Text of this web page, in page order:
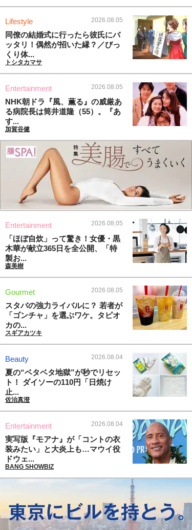
Lifestyle 2026.08.05
同僚の結婚式に行ったら彼氏にバ
ッタリ！偶然が招いた縁？／びっ
くり体...
トシタカマサ
Entertainment 2026.08.05
NHK朝ドラ『風、薫る』の威厳あ
る病院長は筒井道隆（55）。『あ
す...
加賀谷健
Entertainment 2026.08.05
「ほぼ自炊」って驚き！女優・黒
木華が献立365日を全公開、「特
製お...
森美樹
Gourmet 2026.08.05
スタバの強力ライバルに？ 若者が
「ゴンチャ」を選ぶワケ。タピオ
カの...
スギアカツキ
Beauty 2026.08.04
夏の“ベタベタ地獄”が秒でリセッ
ト！ ダイソーの110円「日焼け
止...
佐治真澄
Entertainment 2026.08.04
実写版『モアナ』が「コントの衣
装みたい」と大炎上も…マウイ役
ドウェ...
BANG SHOWBIZ